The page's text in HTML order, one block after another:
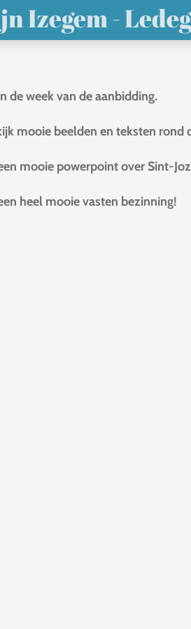
Izegem -
de week van de aanbidding.
mooie beelden en teksten rond
mooie powerpoint over Sint-
heel mooie vasten bezinning!